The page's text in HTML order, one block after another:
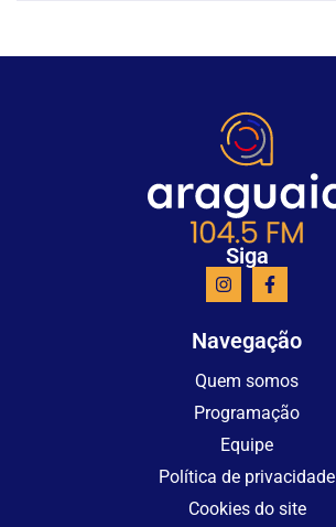
Siga
Navegação
Quem somos
Programação
Equipe
Política de privacidade
Cookies do site